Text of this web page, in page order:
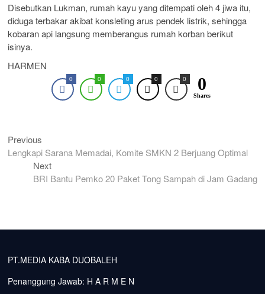
Disebutkan Lukman, rumah kayu yang ditempati oleh 4 jiwa itu,
diduga terbakar akibat konsleting arus pendek listrik, sehingga
kobaran api langsung memberangus rumah korban berikut
isinya.
HARMEN
0 0 0 0 0 0
Shares
Navigasi
pos
Previous
post:
Lengkapi Sarana Memadai, Komite SMKN 2 Berjuang Optimal
NextNext
post:
BRI Bantu Pemko 20 Paket Tong Sampah di Jam Gadang
PT.MEDIA KABA DUOBALEH
Penanggung Jawab: H A R M E N